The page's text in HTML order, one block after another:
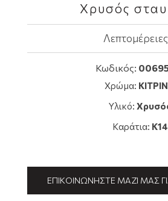
Χρυσός
Λεπτομέρειες
Κωδικός:
Χρώμα:
Υλικό:
Καράτια: K14
ΕΠΙΚΟΙΝΩΝΉΣΤΕ ΜΑΖΊ ΜΑΣ